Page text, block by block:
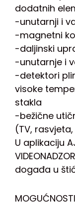
dodatnih
-unutarnji i
-magnetni
-daljinski
-unutarnje i
-detektori
visoke
stakla
-bežične
(TV,
U aplikaciju
događa u